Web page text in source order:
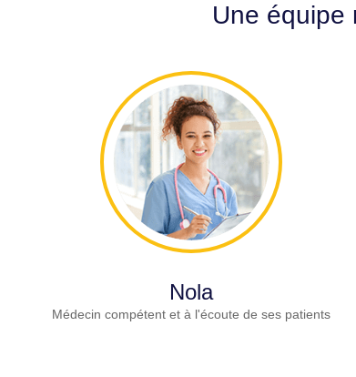
Une équipe
Nola
Médecin compétent et à l'écoute de ses patients